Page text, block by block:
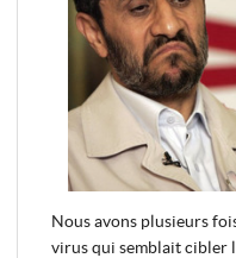
Nous avons plusieurs
virus qui semblait cibler